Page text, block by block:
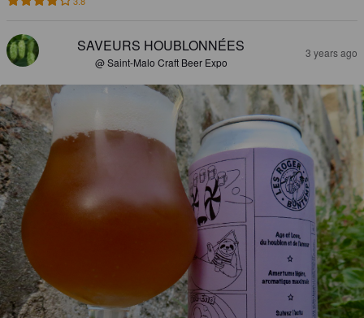
SAVEURS HOUBLONNÉES
@ Saint-Malo Craft Beer Expo
3 years ago